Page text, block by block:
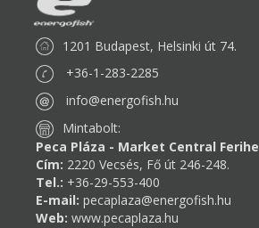
1201 Budapest, Helsinki út 74.
+36-1-283-2285
info@energofish.hu
Mintabolt:
Peca Pláza - Market Central
Cím: 2220 Vecsés, Fő út 246-248.
Tel.: +36-29-553-400
E-mail: pecaplaza@energofish.hu
Web: www.pecaplaza.hu